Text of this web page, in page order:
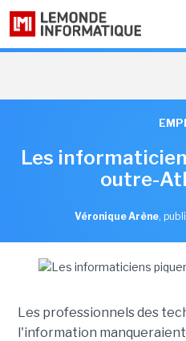
Les
outre-
Véronique Arène,
Les professionnels des
l'information